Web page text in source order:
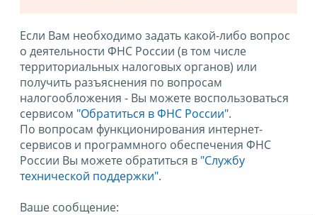
Если Вам необходимо задать какой-либо вопрос
о деятельности ФНС России (в том числе
территориальных налоговых органов) или
получить разъяснения по вопросам
налогообложения - Вы можете воспользоваться
сервисом "Обратиться в ФНС России".
По вопросам функционирования интернет-
сервисов и программного обеспечения ФНС
России Вы можете обратиться в "Службу
технической поддержки".
Ваше сообщение: